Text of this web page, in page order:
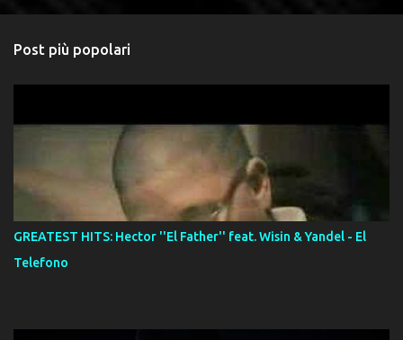
Post più popolari
GREATEST HITS: Hector ''El Father'' feat. Wisin & Yandel - El
Telefono